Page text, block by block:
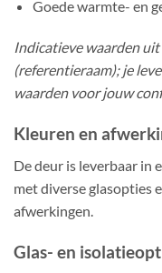
Goede warmte- en
Indicatieve waarden
(referentieraam); je
waarden voor jouw
Kleuren en
De deur is leverbaar in
met diverse glasopties
afwerkingen.
Glas- en